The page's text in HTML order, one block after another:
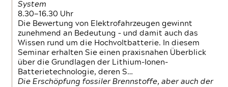
System
8.30—16.30 Uhr
Die Bewertung von Elektrofahrzeugen gewinnt
zunehmend an Bedeutung – und damit auch das
Wissen rund um die Hochvoltbatterie. In diesem
Seminar erhalten Sie einen praxisnahen Überblick
über die Grundlagen der Lithium-Ionen-
Batterietechnologie, deren S…
Die Erschöpfung fossiler Brennstoffe, aber auch der